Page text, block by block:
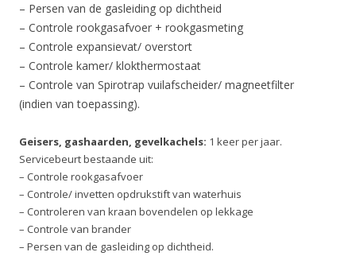
– Persen van de gasleiding op dichtheid
– Controle rookgasafvoer + rookgasmeting
– Controle expansievat/ overstort
– Controle kamer/ klokthermostaat
– Controle van Spirotrap vuilafscheider/ magneetfilter
(indien van toepassing).
Geisers, gashaarden, gevelkachels: 1 keer per jaar.
Servicebeurt bestaande uit:
– Controle rookgasafvoer
– Controle/ invetten opdrukstift van waterhuis
– Controleren van kraan bovendelen op lekkage
– Controle van brander
– Persen van de gasleiding op dichtheid.